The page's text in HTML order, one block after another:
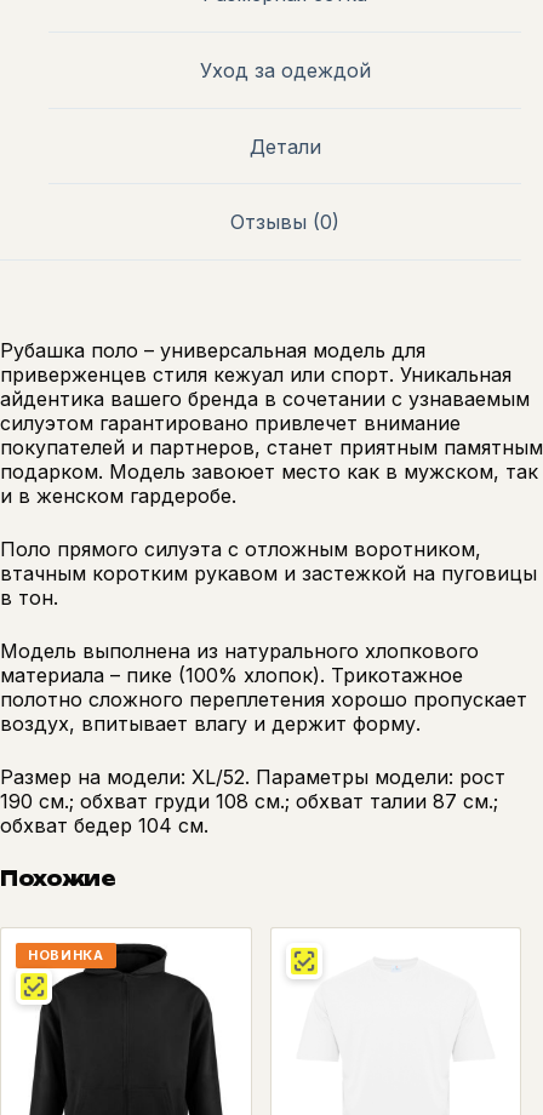
Уход за одеждой
Детали
Отзывы (0)
Рубашка поло – универсальная модель для
приверженцев стиля кежуал или спорт. Уникальная
айдентика вашего бренда в сочетании с узнаваемым
силуэтом гарантировано привлечет внимание
покупателей и партнеров, станет приятным памятным
подарком. Модель завоюет место как в мужском, так
и в женском гардеробе.
Поло прямого силуэта с отложным воротником,
втачным коротким рукавом и застежкой на пуговицы
в тон.
Модель выполнена из натурального хлопкового
материала – пике (100% хлопок). Трикотажное
полотно сложного переплетения хорошо пропускает
воздух, впитывает влагу и держит форму.
Размер на модели: XL/52. Параметры модели: рост
190 см.; обхват груди 108 см.; обхват талии 87 см.;
обхват бедер 104 см.
Похожие
НОВИНКА